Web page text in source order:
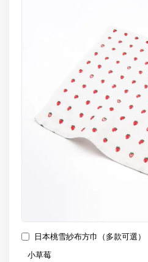
日本桃雪紗布方巾（多款可選）